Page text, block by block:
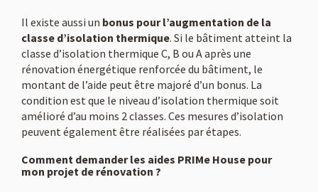
Il existe aussi un bonus pour l’augmentation de la
classe d’isolation thermique. Si le bâtiment atteint la
classe d’isolation thermique C, B ou A après une
rénovation énergétique renforcée du bâtiment, le
montant de l’aide peut être majoré d’un bonus. La
condition est que le niveau d’isolation thermique soit
amélioré d’au moins 2 classes. Ces mesures d’isolation
peuvent également être réalisées par étapes.
Comment demander les aides PRIMe House pour
mon projet de rénovation ?